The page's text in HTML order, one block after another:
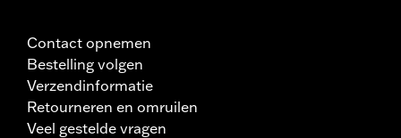
Contact opnemen
Bestelling volgen
Verzendinformatie
Retourneren en omruilen
Veel gestelde vragen